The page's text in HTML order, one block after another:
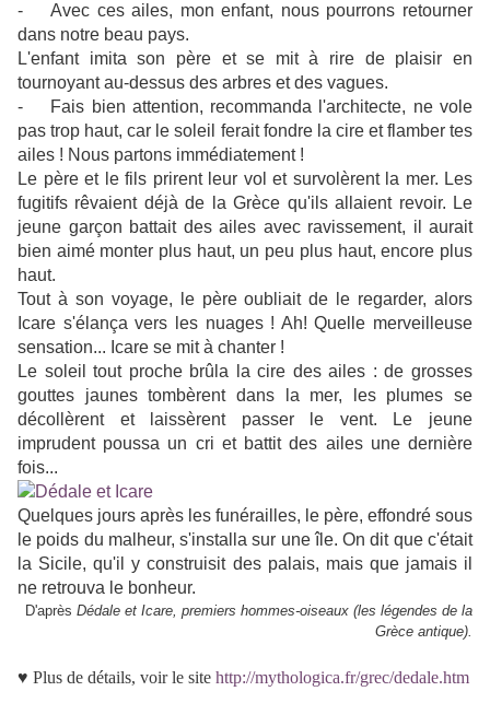
- Avec ces ailes, mon enfant, nous pourrons retourner
dans notre beau pays.
L'enfant imita son père et se mit à rire de plaisir en
tournoyant au-dessus des arbres et des vagues.
- Fais bien attention, recommanda l'architecte, ne vole
pas trop haut, car le soleil ferait fondre la cire et flamber tes
ailes ! Nous partons immédiatement !
Le père et le fils prirent leur vol et survolèrent la mer. Les
fugitifs rêvaient déjà de la Grèce qu'ils allaient revoir. Le
jeune garçon battait des ailes avec ravissement, il aurait
bien aimé monter plus haut, un peu plus haut, encore plus
haut.
Tout à son voyage, le père oubliait de le regarder, alors
Icare s'élança vers les nuages ! Ah! Quelle merveilleuse
sensation... Icare se mit à chanter !
Le soleil tout proche brûla la cire des ailes : de grosses
gouttes jaunes tombèrent dans la mer, les plumes se
décollèrent et laissèrent passer le vent. Le jeune
imprudent poussa un cri et battit des ailes une dernière
fois...
Quelques jours après les funérailles, le père, effondré sous
le poids du malheur, s'installa sur une île. On dit que c'était
la Sicile, qu'il y construisit des palais, mais que jamais il
ne retrouva le bonheur.
D'après Dédale et Icare, premiers hommes-oiseaux (les légendes de la
Grèce antique).
♥ Plus de détails, voir le site http://mythologica.fr/grec/dedale.htm